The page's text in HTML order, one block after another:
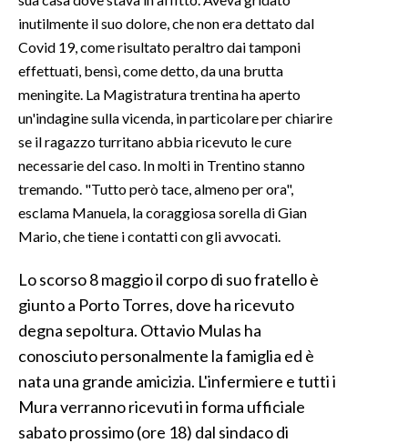
inutilmente il suo dolore, che non era dettato dal
Covid 19, come risultato peraltro dai tamponi
effettuati, bensì, come detto, da una brutta
meningite. La Magistratura trentina ha aperto
un'indagine sulla vicenda, in particolare per chiarire
se il ragazzo turritano abbia ricevuto le cure
necessarie del caso. In molti in Trentino stanno
tremando. "Tutto però tace, almeno per ora",
esclama Manuela, la coraggiosa sorella di Gian
Mario, che tiene i contatti con gli avvocati.
Lo scorso 8 maggio il corpo di suo fratello è
giunto a Porto Torres, dove ha ricevuto
degna sepoltura. Ottavio Mulas ha
conosciuto personalmente la famiglia ed è
nata una grande amicizia. L'infermiere e tutti i
Mura verranno ricevuti in forma ufficiale
sabato prossimo (ore 18) dal sindaco di